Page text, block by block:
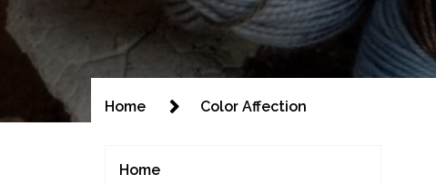
Home Color Affection
Home